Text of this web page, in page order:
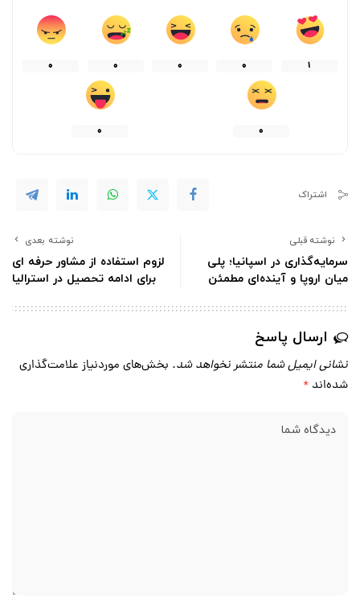
1
0
0
0
0
0
0
اشتراک
نوشته قبلی
سرمایه‌گذاری در اسپانیا؛ پلی
میان اروپا و آینده‌ای مطمئن
نوشته بعدی
لزوم استفاده از مشاور حرفه ای
برای ادامه تحصیل در استرالیا
ارسال پاسخ
نشانی ایمیل شما منتشر نخواهد شد. بخش‌های موردنیاز علامت‌گذاری
شده‌اند *